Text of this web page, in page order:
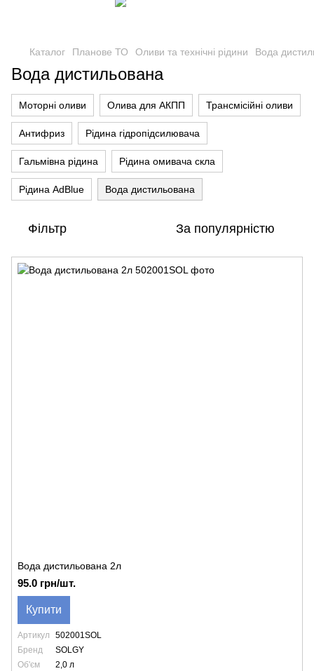
Каталог Планове ТО Оливи та технічні рідини Вода
Вода дистильована
Моторні оливи Олива для АКПП Трансмісійні оливи
Антифриз Рідина гідропідсилювача
Гальмівна рідина Рідина омивача скла
Рідина AdBlue Вода дистильована
Фільтр За популярністю
Вода дистильована 2л
95.0 грн/шт.
Купити
Артикул
502001SOL
Бренд
SOLGY
Об'єм
2,0 л